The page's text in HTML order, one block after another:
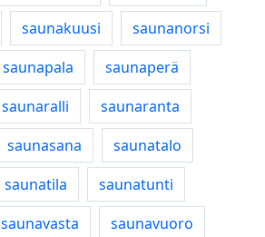
saunakuusi
saunanorsi
saunapala
saunaperä
saunaralli
saunaranta
saunasana
saunatalo
saunatila
saunatunti
saunavasta saunavuoro